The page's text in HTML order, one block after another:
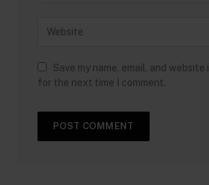
Save my name, email, and
for the next time I comment.